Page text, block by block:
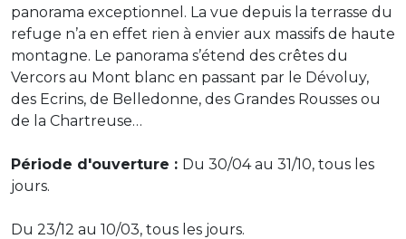
panorama exceptionnel. La vue depuis la terrasse du
refuge n’a en effet rien à envier aux massifs de haute
montagne. Le panorama s’étend des crêtes du
Vercors au Mont blanc en passant par le Dévoluy,
des Ecrins, de Belledonne, des Grandes Rousses ou
de la Chartreuse…
Période d'ouverture : Du 30/04 au 31/10, tous les
jours.
Du 23/12 au 10/03, tous les jours.